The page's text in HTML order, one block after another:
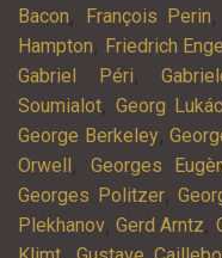
Bacon, François Perin,
Hampton, Friedrich
Gabriel Péri,
Soumialot, Georg
George Berkeley,
Orwell, Georges
Georges Politzer,
Plekhanov,Gerd Arntz,